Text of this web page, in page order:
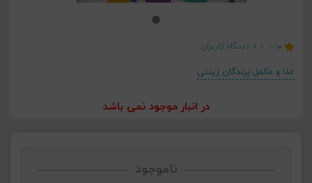
0
0 دیدگاه کاربران
غذا و مکمل پرندگان زینتی
در انبار موجود نمی باشد
ناموجود